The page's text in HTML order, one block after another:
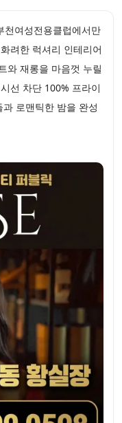
천여성전용클럽에서만
려한 럭셔리 인테리어
와 재롱을 마음껏 누릴
선 차단 100% 프라이
로맨틱한 밤을 완성